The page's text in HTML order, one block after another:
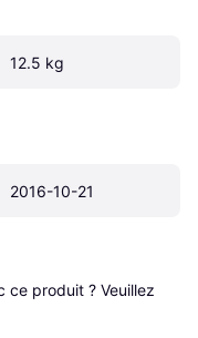
12.5 kg
2016-10-21
ce produit ? Veuillez